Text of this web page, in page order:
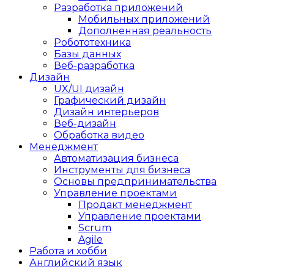
Разработка приложений
Мобильных приложений
Дополненная реальность
Робототехника
Базы данных
Веб-разработка
Дизайн
UX/UI дизайн
Графический дизайн
Дизайн интерьеров
Веб-дизайн
Обработка видео
Менеджмент
Автоматизация бизнеса
Инструменты для бизнеса
Основы предпринимательства
Управление проектами
Продакт менеджмент
Управление проектами
Scrum
Agile
Работа и хобби
Английский язык